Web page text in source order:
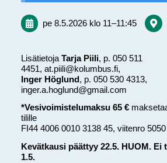
pe 8.5.2026 klo 11–11:45
Lisätietoja Tarja Piili, p. 050 511
4451, at.piili@kolumbus.fi,
Inger Höglund , p. 050 530 4313,
inger.a.hoglund@gmail.com
*Vesivoimistelumaksu 65 €
tilille
FI44 4006 0010 3138 45, viitenro 5050
Kevätkausi päättyy 22.5. HUOM. Ei
1.5.